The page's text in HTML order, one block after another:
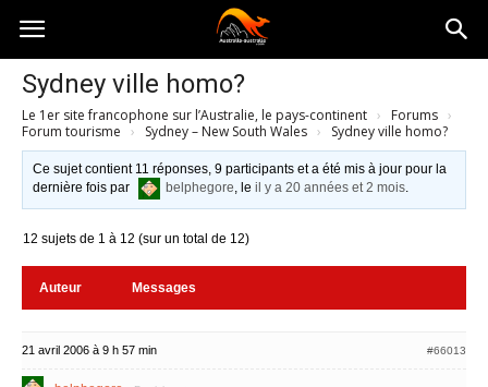
Australia-
australie.com
Sydney ville homo?
Le 1er site francophone sur l’Australie, le pays-continent › Forums ›
Forum tourisme › Sydney – New South Wales › Sydney ville homo?
Ce sujet contient 11 réponses, 9 participants et a été mis à jour pour la
dernière fois par
belphegore, leil y a 20 années et 2 mois.
12 sujets de 1 à 12 (sur un total de 12)
Auteur Messages
21 avril 2006 à 9 h 57 min #66013